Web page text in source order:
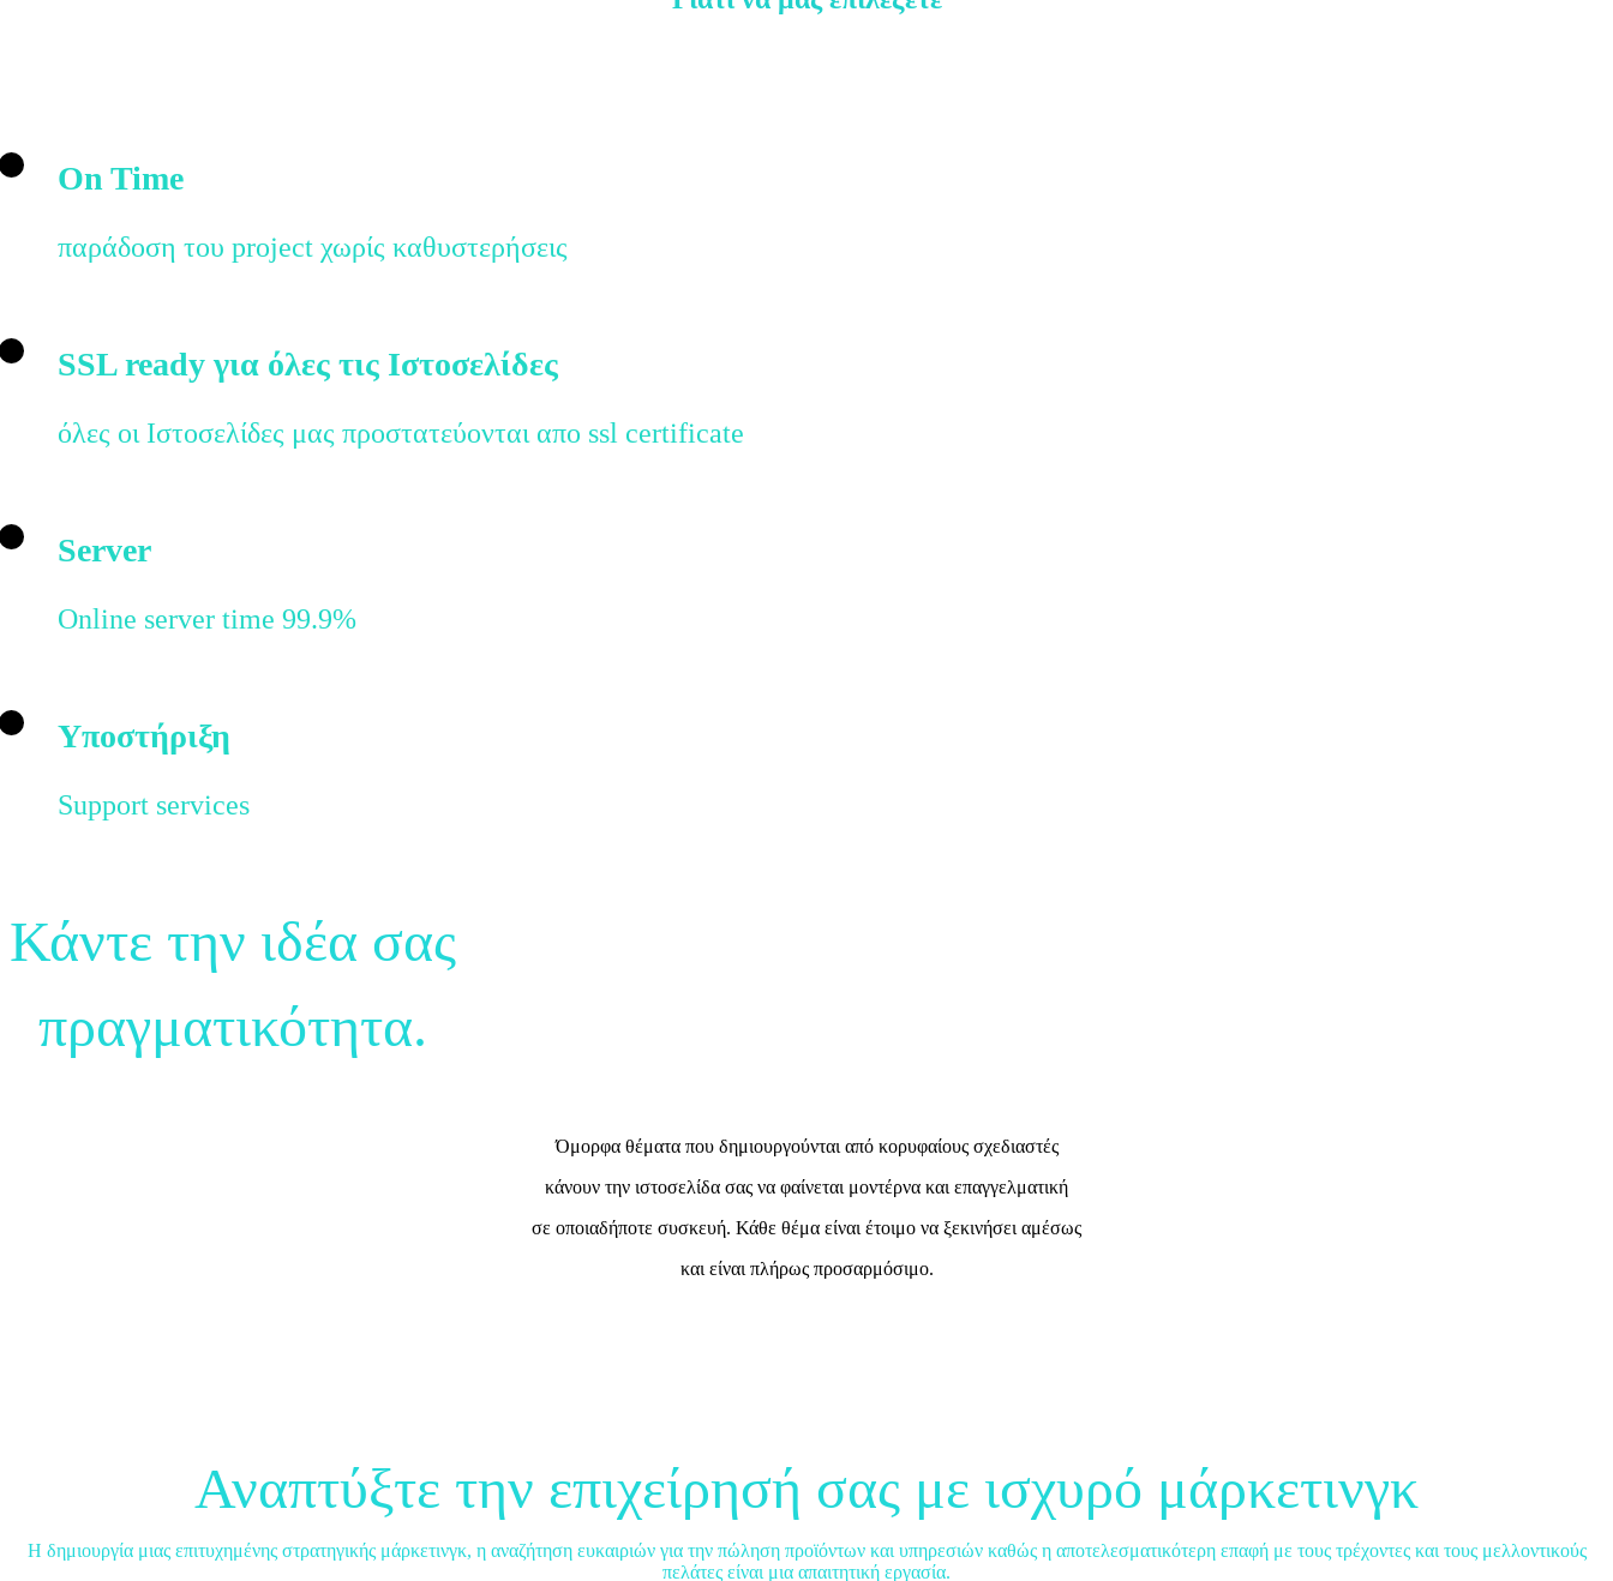
On Time
παράδοση του project χωρίς καθυστερήσεις
SSL ready για όλες τις Ιστοσελίδες
όλες οι Ιστοσελίδες μας προστατεύονται απο ssl certificate
Server
Online server time 99.9%
Υποστήριξη
Support services
Κάντε την ιδέα σας
πραγματικότητα.
Όμορφα θέματα που δημιουργούνται από κορυφαίους σχεδιαστές
κάνουν την ιστοσελίδα σας να φαίνεται μοντέρνα και επαγγελματική
σε οποιαδήποτε συσκευή. Κάθε θέμα είναι έτοιμο να ξεκινήσει αμέσως
και είναι πλήρως προσαρμόσιμο.
Αναπτύξτε την επιχείρησή σας με ισχυρό μάρκετινγκ
Η δημιουργία μιας επιτυχημένης στρατηγικής μάρκετινγκ, η αναζήτηση ευκαιριών για την πώληση προϊόντων και υπηρεσιών καθώς η αποτελεσματικότερη επαφή με τους τρέχοντες και τους μελλοντικούς
πελάτες είναι μια απαιτητική εργασία.